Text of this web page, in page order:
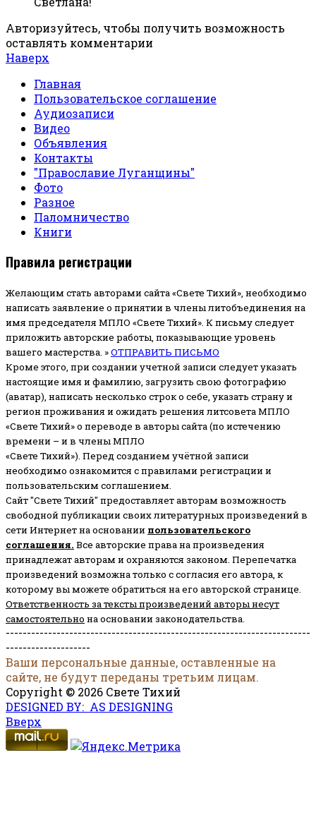
Авторизуйтесь, чтобы получить возможность
оставлять комментарии
Наверх
Главная
Пользовательское соглашение
Аудиозаписи
Видео
Объявления
Контакты
"Православие Луганщины"
Фото
Разное
Паломничество
Книги
Правила регистрации
Желающим стать авторами сайта «Свете Тихий», необходимо
написать заявление о принятии в члены литобъединения на
имя председателя МПЛО «Свете Тихий». К письму следует
приложить авторские работы, показывающие уровень
вашего мастерства. »ОТПРАВИТЬ ПИСЬМО
Кроме этого, при создании учетной записи следует указать
настоящие имя и фамилию, загрузить свою фотографию
(аватар), написать несколько строк о себе, указать страну и
регион проживания и ожидать решения литсовета МПЛО
«Свете Тихий» о переводе в авторы сайта (по истечению
времени – и в члены МПЛО
«Свете Тихий»). Перед созданием учётной записи
необходимо ознакомится с правилами регистрации и
пользовательским соглашением.
Сайт "Свете Тихий" предоставляет авторам возможность
свободной публикации своих литературных произведений в
сети Интернет на основании пользовательского
соглашения. Все авторские права на произведения
принадлежат авторам и охраняются законом. Перепечатка
произведений возможна только с согласия его автора, к
которому вы можете обратиться на его авторской странице.
Ответственность за тексты произведений авторы несут
самостоятельно на основании законодательства.
------------------------------------------------------------------------
--------------------
Ваши персональные данные, оставленные на
сайте, не будут переданы третьим лицам.
Copyright © 2026 Свете Тихий
DESIGNED BY: AS DESIGNING
Вверх